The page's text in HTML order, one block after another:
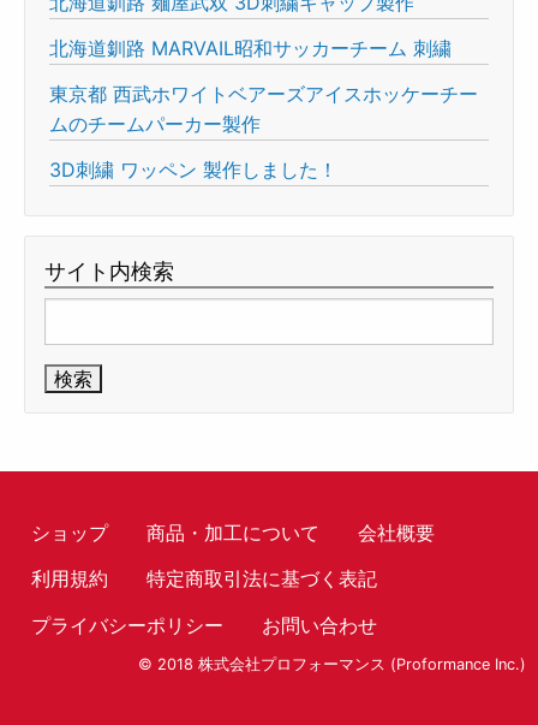
北海道釧路 MARVAIL昭和サッカーチーム 刺繍
東京都 西武ホワイトベアーズアイスホッケーチー
ムのチームパーカー製作
3D刺繍 ワッペン 製作しました！
サイト内検索
索:
ショップ 商品・加工について
会社概要
利用規約
特定商取引法に基づく表記
プライバシーポリシー
お問い合わせ
© 2018 株式会社プロフォーマンス (Proformance Inc.)